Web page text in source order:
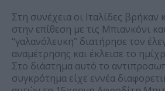
Στη συνέχεια οι Ιταλίδες βρήκαν
στην επίθεση με τις Μπιανκόνι
“γαλανόλευκη” διατήρησε τον
αναμέτρησης και έκλεισε το
Στο διάστημα αυτό το
συγκρότημα είχε εννέα